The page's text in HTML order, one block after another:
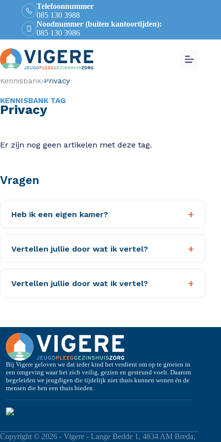
Telefoonnummer
085 130 3988
Noodnummer (buiten kantoortijden):
085 130 3986
Kennisbank›Privacy
KENNISBANK TAG
Privacy
Er zijn nog geen artikelen met deze tag.
Vragen
Heb ik een eigen kamer? +
Vertellen jullie door wat ik vertel? +
Vertellen jullie door wat ik vertel? +
Bij Vigere geloven we dat ieder kind het verdient om op te groeien in
een omgeving waar het zich veilig, gezien en gesteund voelt. Daarom
begeleiden we jeugdigen die tijdelijk niet thuis kunnen wonen én de
mensen die hen een thuis bieden.
Copyright © 2026 - Vigere - Lange Bedde 1, 4834 AM Breda,